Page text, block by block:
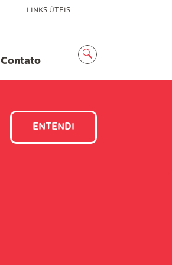
LINKS ÚTEIS
Contato
Busca
ENTENDI